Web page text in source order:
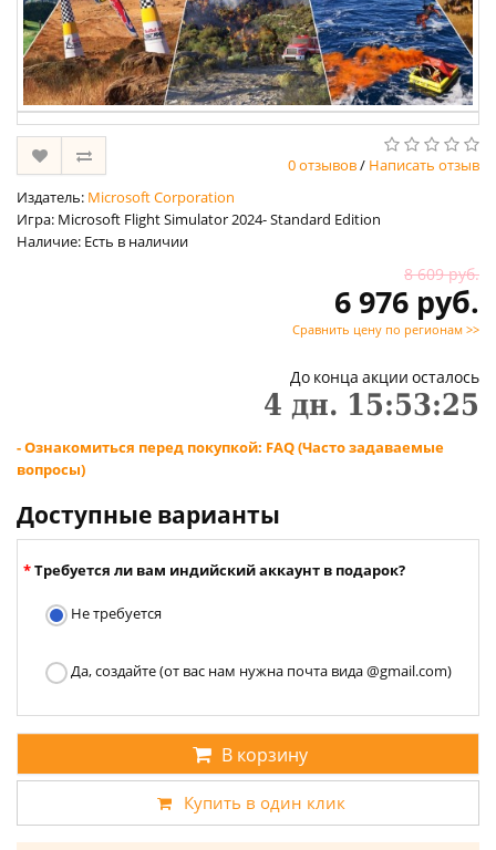
0 отзывов/ Написать отзыв
Издатель: Microsoft Corporation
Игра: Microsoft Flight Simulator 2024- Standard Edition
Наличие: Есть в наличии
8 609 руб.
6 976 руб.
Сравнить цену по регионам >>
До конца акции осталось
4 дн. 15:53:24
- Ознакомиться перед покупкой: FAQ (Часто задаваемые
вопросы)
Доступные варианты
Требуется ли вам индийский аккаунт в подарок?
Не требуется
Да, создайте (от вас нам нужна почта вида @gmail.com)
В корзину
Купить в один клик